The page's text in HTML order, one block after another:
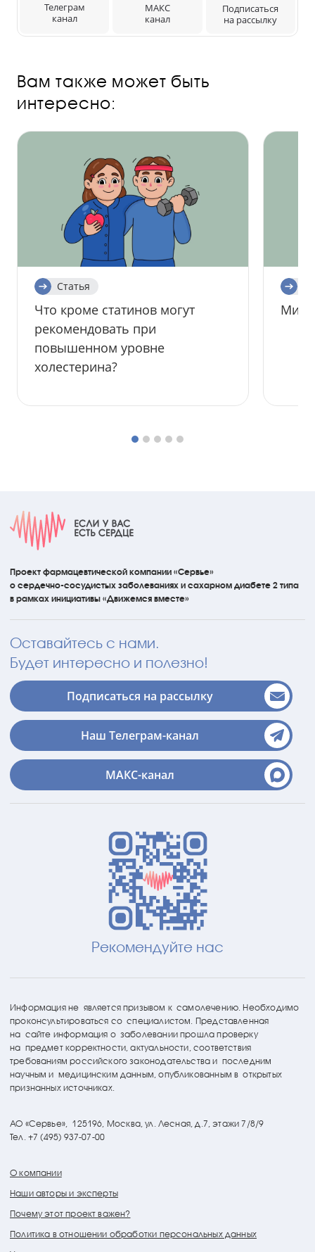
Телеграм
канал
МАКС
канал
Подписаться
на рассылку
Вам также может быть
интересно:
Статья
Что кроме статинов могут
рекомендовать при
повышенном уровне
холестерина?
Мифы
Проект фармацевтической компании «Сервье»
о сердечно-сосудистых заболеваниях и сахарном диабете 2 типа
в рамках инициативы «Движемся вместе»
Оставайтесь с нами.
Будет интересно и полезно!
Подписаться на рассылку
Наш Телеграм-канал
МАКС-канал
О компании
Наши авторы и эксперты
Почему этот проект важен?
Политика в отношении обработки персональных данных
АО «Сервье», 125196, Москва, ул. Лесная, д.7, этажи 7/8/9
Тел. +7 (495) 937-07-00
Информация не является призывом к самолечению. Необходимо
проконсультироваться со специалистом. Представленная
на сайте информация о заболевании прошла проверку
на предмет корректности, актуальности, соответствия
требованиям российского законодательства и последним
научным и медицинским данным, опубликованным в открытых
признанных источниках.
Рекомендуйте нас